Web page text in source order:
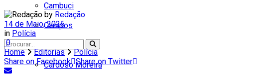
Cambuci
Campos
Cardoso Moreira
by Redação
14 de Maio, 2026
in Polícia
0
Home
Editorias
Polícia
Share on Facebook Share on Twitter